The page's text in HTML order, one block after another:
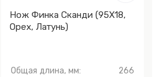
Нож Финка Сканди (95Х18,
Орех, Латунь)
Общая длина, мм:
266